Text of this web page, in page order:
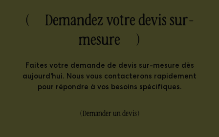
( Demandez votre devis sur-
mesure )
Faites votre demande de devis sur-mesure dès
aujourd'hui. Nous vous contacterons rapidement
pour répondre à vos besoins spécifiques.
(Demander un devis)